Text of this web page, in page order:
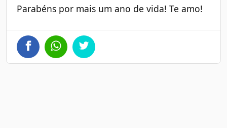
Parabéns por mais um ano de vida! Te amo!